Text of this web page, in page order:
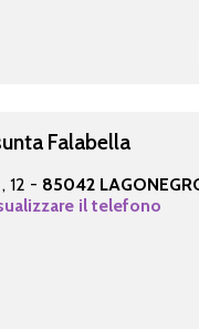
Falabella
12 - 85042
il telefono